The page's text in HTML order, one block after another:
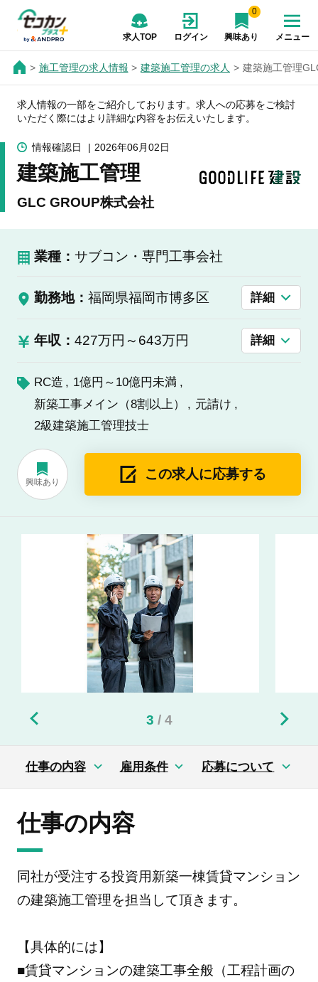
求人TOP ログイン
0
興味あり メニュー
施工管理の求人情報 建築施工管理の求人 建築施工管理
求人情報の一部をご紹介しております。求人への応募をご検討
いただく際にはより詳細な内容をお伝えいたします。
情報確認日 2026年06月02日
建築施工管理
GLC GROUP株式会社
業種： サブコン・専門工事会社
勤務地： 福岡県福岡市博多区 詳細
年収： 427万円～643万円 詳細
RC造
1億円～10億円未満
新築工事メイン（8割以上）
元請け
2級建築施工管理技士
興味あり
この求人に応募する
3 / 4
仕事の内容 雇用条件 応募について
仕事の内容
同社が受注する投資用新築一棟賃貸マンション
の建築施工管理を担当して頂きます。
【具体的には】
■賃貸マンションの建築工事全般（工程計画の